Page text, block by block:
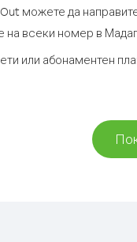
можете да
на всеки номер в
или абонаментен